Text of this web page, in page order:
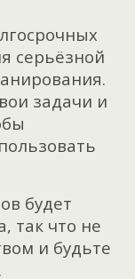
серьёзной
задачи и
будет
так что не
и будьте